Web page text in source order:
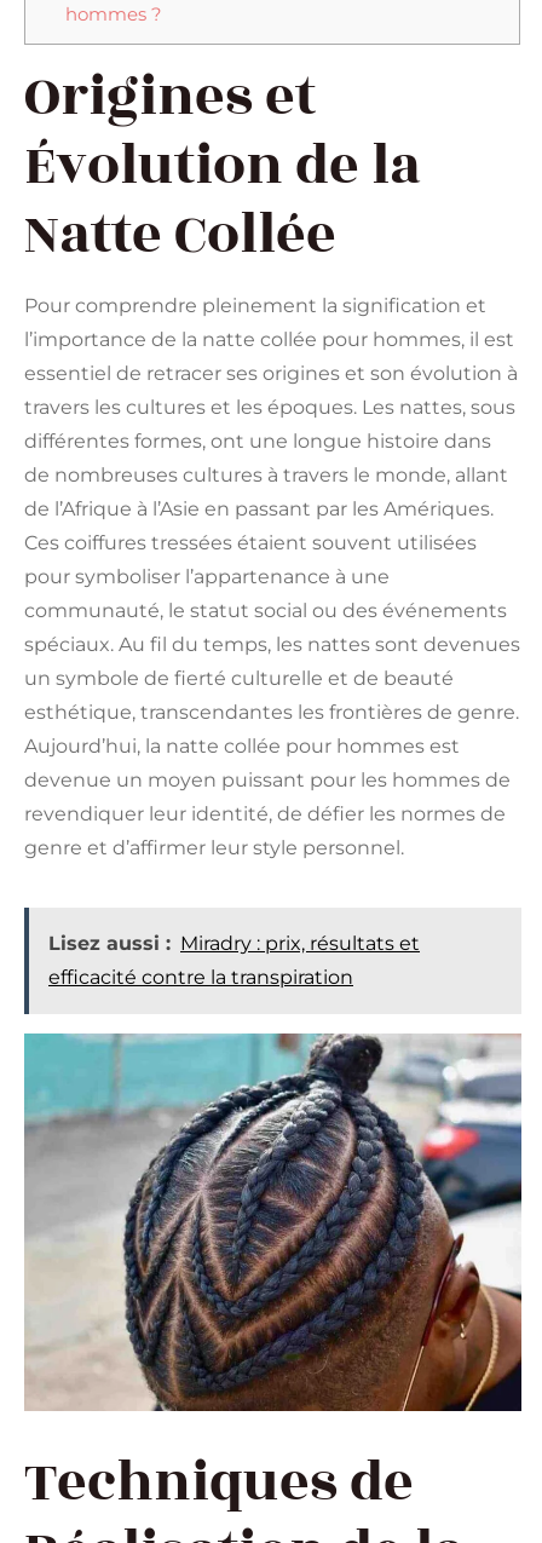
hommes ?
Origines et
Évolution de la
Natte Collée
Pour comprendre pleinement la signification et
l’importance de la natte collée pour hommes, il est
essentiel de retracer ses origines et son évolution à
travers les cultures et les époques. Les nattes, sous
différentes formes, ont une longue histoire dans
de nombreuses cultures à travers le monde, allant
de l’Afrique à l’Asie en passant par les Amériques.
Ces coiffures tressées étaient souvent utilisées
pour symboliser l’appartenance à une
communauté, le statut social ou des événements
spéciaux. Au fil du temps, les nattes sont devenues
un symbole de fierté culturelle et de beauté
esthétique, transcendantes les frontières de genre.
Aujourd’hui, la natte collée pour hommes est
devenue un moyen puissant pour les hommes de
revendiquer leur identité, de défier les normes de
genre et d’affirmer leur style personnel.
Lisez aussi : Miradry : prix, résultats et
efficacité contre la transpiration
Techniques de